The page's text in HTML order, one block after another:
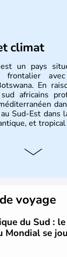
climat
un pays
frontalier
En
africains
Sud-Est dans
et
du Sud est
avec l'or et le
voyage
du Sud :
Mondial se